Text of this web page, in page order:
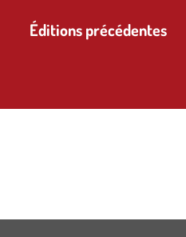
Éditions précédentes